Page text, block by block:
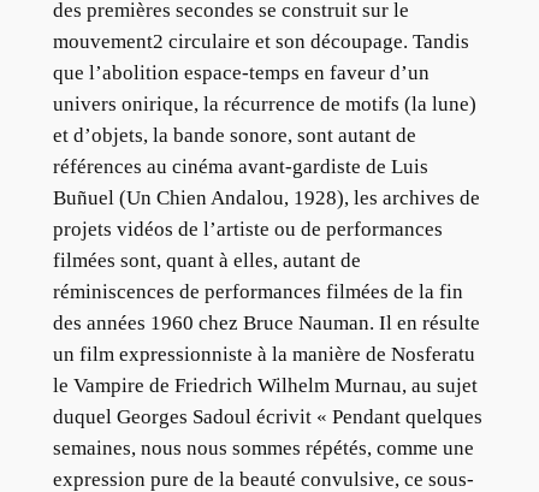
des premières secondes se construit sur le
mouvement2 circulaire et son découpage. Tandis
que l’abolition espace-temps en faveur d’un
univers onirique, la récurrence de motifs (la lune)
et d’objets, la bande sonore, sont autant de
références au cinéma avant-gardiste de Luis
Buñuel (Un Chien Andalou, 1928), les archives de
projets vidéos de l’artiste ou de performances
filmées sont, quant à elles, autant de
réminiscences de performances filmées de la fin
des années 1960 chez Bruce Nauman. Il en résulte
un film expressionniste à la manière de Nosferatu
le Vampire de Friedrich Wilhelm Murnau, au sujet
duquel Georges Sadoul écrivit « Pendant quelques
semaines, nous nous sommes répétés, comme une
expression pure de la beauté convulsive, ce sous-